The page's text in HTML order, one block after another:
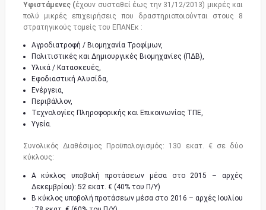
Υφιστάμενες (έχουν συσταθεί έως την 31/12/2013) μικρές και
πολύ μικρές επιχειρήσεις που δραστηριοποιούνται στους 8
στρατηγικούς τομείς του ΕΠΑΝΕκ :
Αγροδιατροφή / Βιομηχανία Τροφίμων,
Πολιτιστικές και Δημιουργικές Βιομηχανίες (ΠΔΒ),
Υλικά / Κατασκευές,
Εφοδιαστική Αλυσίδα,
Ενέργεια,
Περιβάλλον,
Τεχνολογίες Πληροφορικής και Επικοινωνίας ΤΠΕ,
Υγεία.
Συνολικός Διαθέσιμος Προϋπολογισμός: 130 εκατ. € σε δύο
κύκλους:
A κύκλος υποβολή προτάσεων μέσα στο 2015 – αρχές
Δεκεμβρίου): 52 εκατ. € (40% του Π/Υ)
Β κύκλος υποβολή προτάσεων μέσα στο 2016 – αρχές Ιουλίου